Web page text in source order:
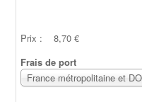
Prix :
8,70 €
Frais de port